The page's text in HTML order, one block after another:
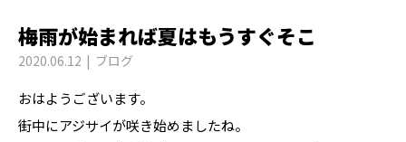
梅雨が始まれば夏はもうすぐそこ
2020.06.12 ブログ
おはようございます。
街中にアジサイが咲き始めましたね。